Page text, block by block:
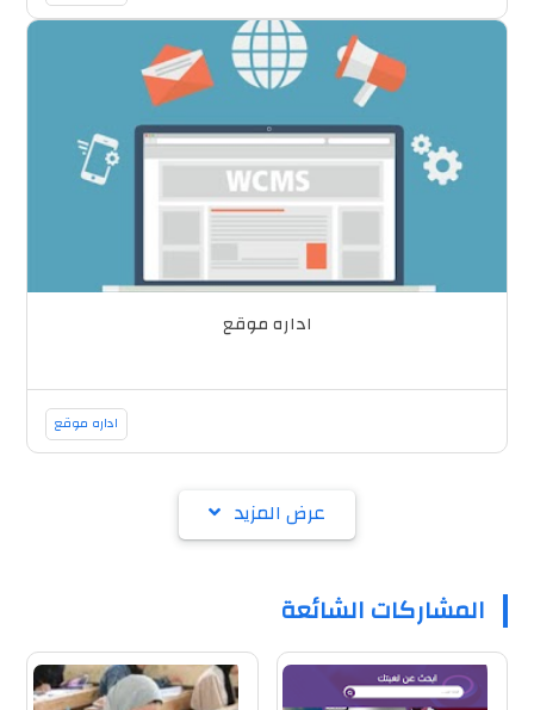
اداره موقع
اداره موقع
عرض المزيد
المشاركات الشائعة